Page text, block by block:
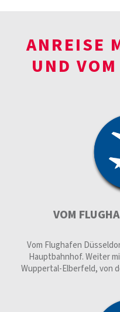
ANREISE
UND
VOM
Vom Flughafen
Hauptbahnhof. Weiter
Wuppertal-Elberfeld, von